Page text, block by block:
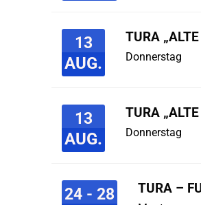
13
AUG.
TURA
Donnerstag
13
AUG.
TURA
Donnerstag
24 - 28 TURA –